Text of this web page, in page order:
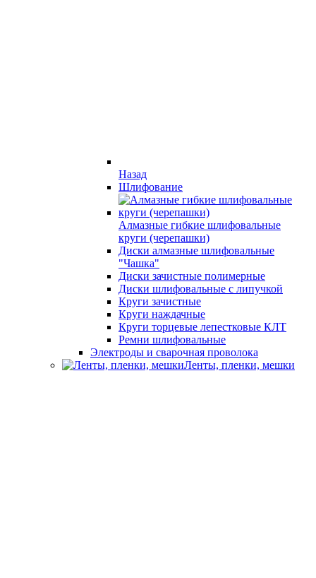
Назад
Шлифование
Алмазные гибкие шлифовальные
круги (черепашки)
Диски алмазные шлифовальные
"Чашка"
Диски зачистные полимерные
Диски шлифовальные с липучкой
Круги зачистные
Круги наждачные
Круги торцевые лепестковые КЛТ
Ремни шлифовальные
Электроды и сварочная проволока
Ленты, пленки, мешки